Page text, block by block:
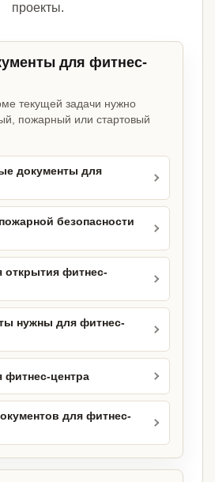
проекты.
для фитнес-
текущей задачи нужно
пожарный или стартовый
документы для
безопасности
открытия фитнес-
нужны для фитнес-
фитнес-центра
для фитнес-